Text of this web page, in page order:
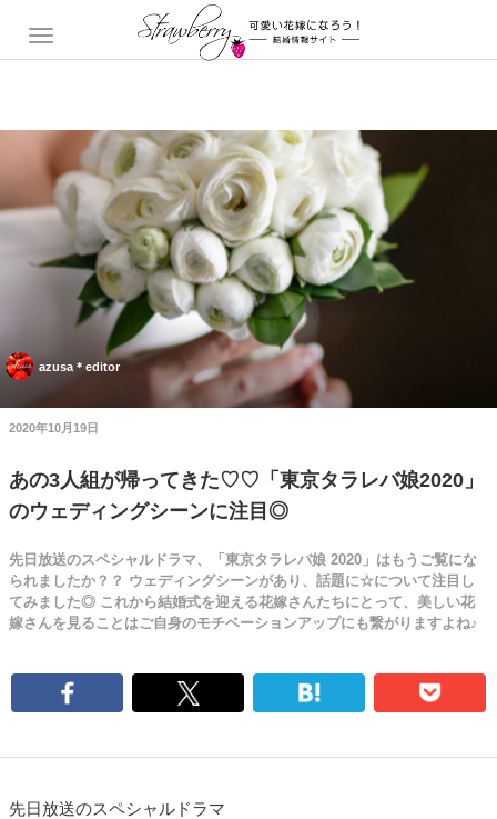
azusa＊editor
2020年10月19日
あの3人組が帰ってきた♡♡「東京タラレバ娘2020」
のウェディングシーンに注目◎
先日放送のスペシャルドラマ、「東京タラレバ娘 2020」はもうご覧にな
られましたか？？ ウェディングシーンがあり、話題に☆について注目し
てみました◎ これから結婚式を迎える花嫁さんたちにとって、美しい花
嫁さんを見ることはご自身のモチベーションアップにも繋がりますよね♪
先日放送のスペシャルドラマ